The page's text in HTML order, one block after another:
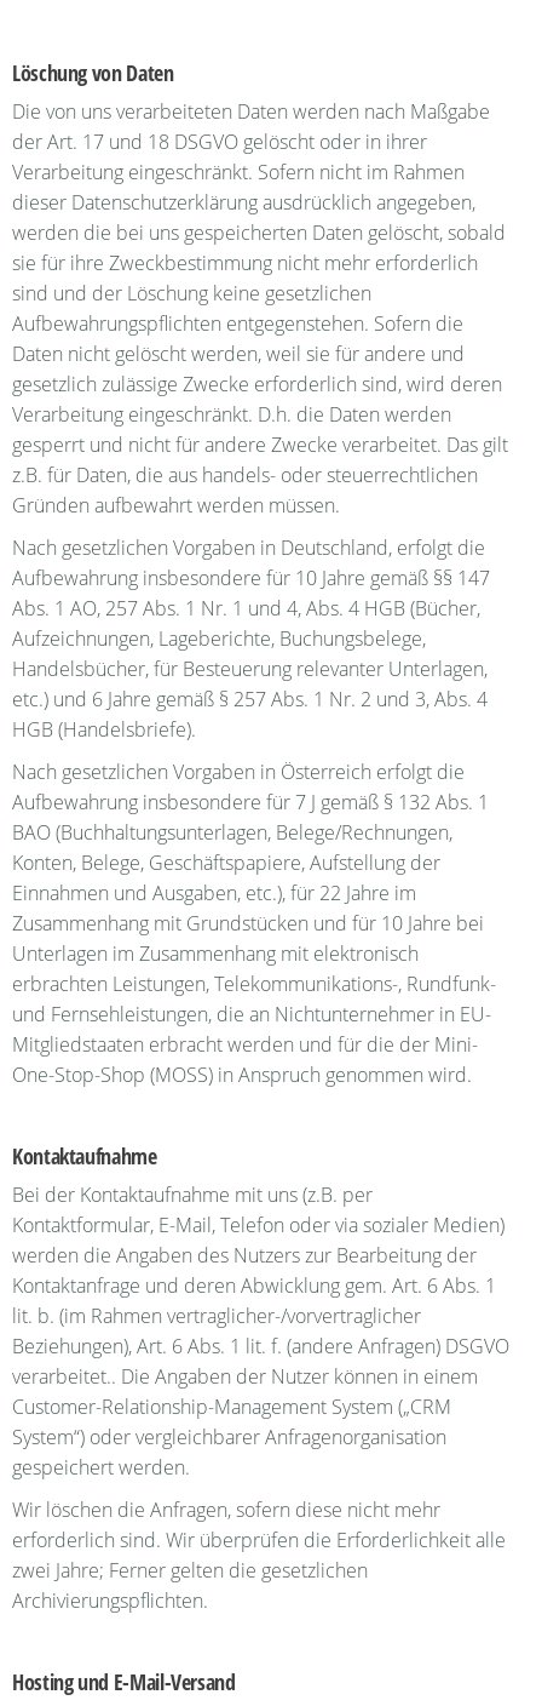
Löschung von Daten
Die von uns verarbeiteten Daten werden nach Maßgabe
der Art. 17 und 18 DSGVO gelöscht oder in ihrer
Verarbeitung eingeschränkt. Sofern nicht im Rahmen
dieser Datenschutzerklärung ausdrücklich angegeben,
werden die bei uns gespeicherten Daten gelöscht, sobald
sie für ihre Zweckbestimmung nicht mehr erforderlich
sind und der Löschung keine gesetzlichen
Aufbewahrungspflichten entgegenstehen. Sofern die
Daten nicht gelöscht werden, weil sie für andere und
gesetzlich zulässige Zwecke erforderlich sind, wird deren
Verarbeitung eingeschränkt. D.h. die Daten werden
gesperrt und nicht für andere Zwecke verarbeitet. Das gilt
z.B. für Daten, die aus handels- oder steuerrechtlichen
Gründen aufbewahrt werden müssen.
Nach gesetzlichen Vorgaben in Deutschland, erfolgt die
Aufbewahrung insbesondere für 10 Jahre gemäß §§ 147
Abs. 1 AO, 257 Abs. 1 Nr. 1 und 4, Abs. 4 HGB (Bücher,
Aufzeichnungen, Lageberichte, Buchungsbelege,
Handelsbücher, für Besteuerung relevanter Unterlagen,
etc.) und 6 Jahre gemäß § 257 Abs. 1 Nr. 2 und 3, Abs. 4
HGB (Handelsbriefe).
Nach gesetzlichen Vorgaben in Österreich erfolgt die
Aufbewahrung insbesondere für 7 J gemäß § 132 Abs. 1
BAO (Buchhaltungsunterlagen, Belege/Rechnungen,
Konten, Belege, Geschäftspapiere, Aufstellung der
Einnahmen und Ausgaben, etc.), für 22 Jahre im
Zusammenhang mit Grundstücken und für 10 Jahre bei
Unterlagen im Zusammenhang mit elektronisch
erbrachten Leistungen, Telekommunikations-, Rundfunk-
und Fernsehleistungen, die an Nichtunternehmer in EU-
Mitgliedstaaten erbracht werden und für die der Mini-
One-Stop-Shop (MOSS) in Anspruch genommen wird.
Kontaktaufnahme
Bei der Kontaktaufnahme mit uns (z.B. per
Kontaktformular, E-Mail, Telefon oder via sozialer Medien)
werden die Angaben des Nutzers zur Bearbeitung der
Kontaktanfrage und deren Abwicklung gem. Art. 6 Abs. 1
lit. b. (im Rahmen vertraglicher-/vorvertraglicher
Beziehungen), Art. 6 Abs. 1 lit. f. (andere Anfragen) DSGVO
verarbeitet.. Die Angaben der Nutzer können in einem
Customer-Relationship-Management System („CRM
System“) oder vergleichbarer Anfragenorganisation
gespeichert werden.
Wir löschen die Anfragen, sofern diese nicht mehr
erforderlich sind. Wir überprüfen die Erforderlichkeit alle
zwei Jahre; Ferner gelten die gesetzlichen
Archivierungspflichten.
Hosting und E-Mail-Versand